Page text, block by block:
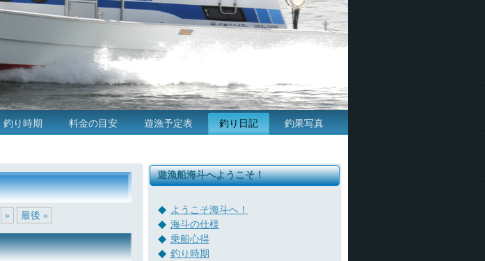
釣り時期 料金の目安 遊漁予定表 釣り日記 釣果写真
» 最後 »
遊漁船海斗へようこそ！
ようこそ海斗へ！
海斗の仕様
乗船心得
釣り時期